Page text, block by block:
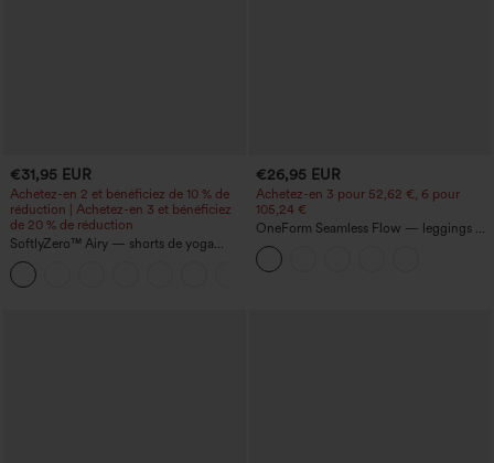
€31,95 EUR
Achetez-en 2 et bénéficiez de 10 % de
réduction | Achetez-en 3 et bénéficiez
de 20 % de réduction
SoftlyZero™ Airy — shorts de yoga
super taille haute 2-en-1 InstantCool
avec poches
€26,95 EUR
Achetez-en 3 pour 52,62 €, 6 pour
105,24 €
OneForm Seamless Flow — leggings de
yoga sans coutures, taille mi-haute, effet
gainant pour le ventre et liftant pour les
fesses